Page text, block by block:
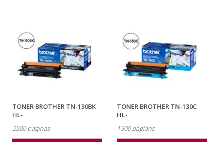
TONER BROTHER TN-130BK
HL-
2500 páginas
TONER BROTHER TN-130C
HL-
1500 págians